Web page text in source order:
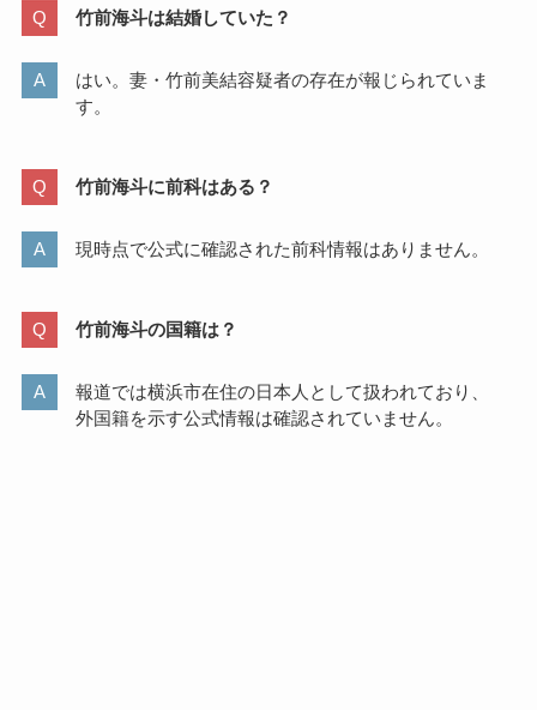
竹前海斗は結婚していた？
はい。妻・竹前美結容疑者の存在が報じられていま
す。
竹前海斗に前科はある？
現時点で公式に確認された前科情報はありません。
竹前海斗の国籍は？
報道では横浜市在住の日本人として扱われており、
外国籍を示す公式情報は確認されていません。